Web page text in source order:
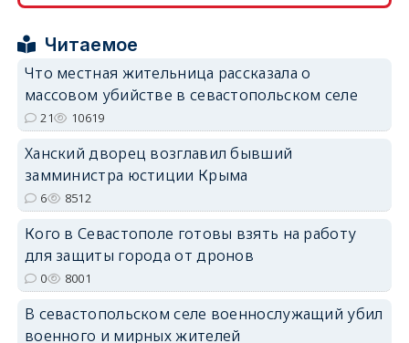
erid: 2SDnjcrDNw6
Читаемое
Что местная жительница рассказала о
массовом убийстве в севастопольском селе
21 10619
Ханский дворец возглавил бывший
замминистра юстиции Крыма
6 8512
Кого в Севастополе готовы взять на работу
для защиты города от дронов
0 8001
В севастопольском селе военнослужащий убил
военного и мирных жителей